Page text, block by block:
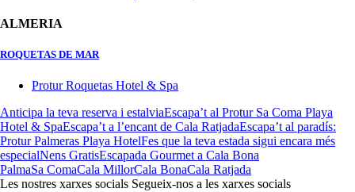
ALMERIA
ROQUETAS DE MAR
Protur Roquetas Hotel & Spa
Anticipa la teva reserva i estalviaEscapa’t al Protur Sa Coma Playa
Hotel & SpaEscapa’t a l’encant de Cala RatjadaEscapa’t al paradís:
Protur Palmeras Playa HotelFes que la teva estada sigui encara més
especialNens GratisEscapada Gourmet a Cala Bona
PalmaSa ComaCala MillorCala BonaCala Ratjada
Les nostres xarxes socials Segueix-nos a les xarxes socials